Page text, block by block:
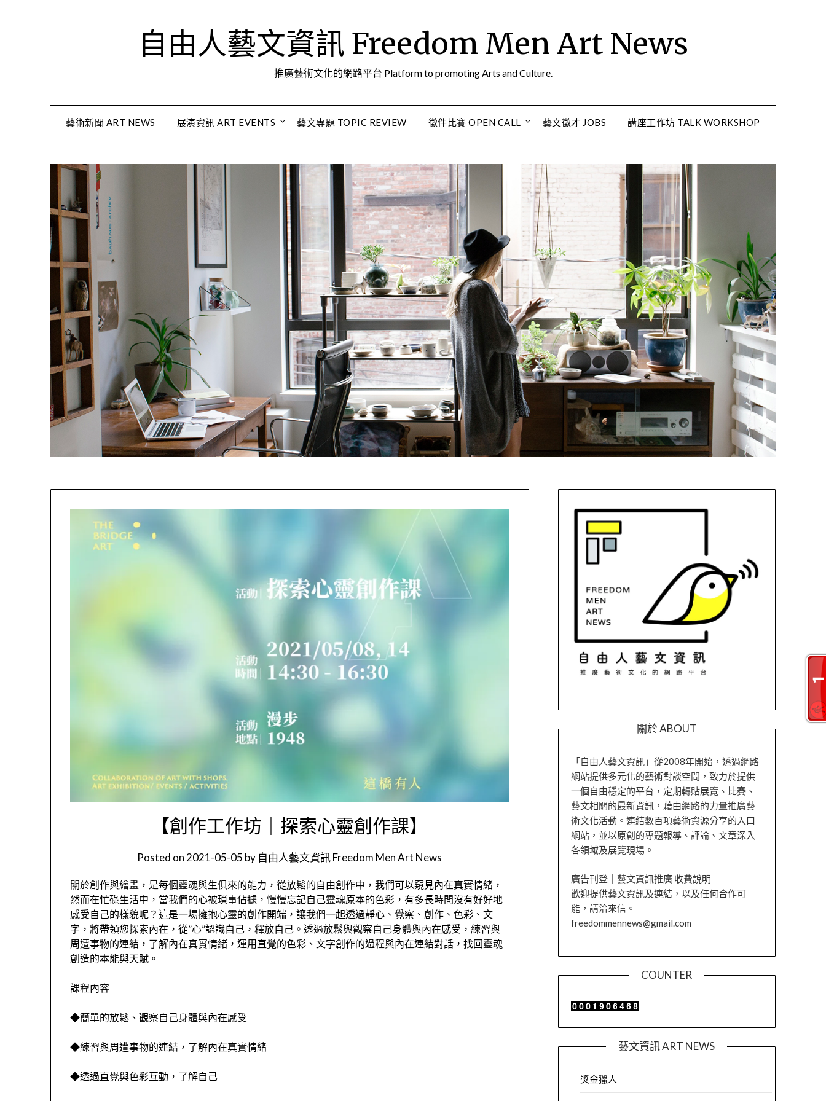
自由人藝文資訊 Freedom Men Art News
推廣藝術文化的網路平台 Platform to promoting Arts and Culture.
藝術新聞 ART NEWS 展演資訊 ART EVENTS 藝文專題 TOPIC REVIEW 徵件比賽 OPEN CALL 藝文徵才 JOBS 講座工作坊 TALK WORKSHOP
【創作工作坊｜探索心靈創作課】
Posted on 2021-05-05 by 自由人藝文資訊 Freedom Men Art News
關於創作與繪畫，是每個靈魂與生俱來的能力，從放鬆的自由創作中，我們可以窺見內在真實情緒，
然而在忙碌生活中，當我們的心被瑣事佔據，慢慢忘記自己靈魂原本的色彩，有多長時間沒有好好地
感受自己的樣貌呢？這是一場擁抱心靈的創作開端，讓我們一起透過靜心、覺察、創作、色彩、文
字，將帶領您探索內在，從”心”認識自己，釋放自己。透過放鬆與觀察自己身體與內在感受，練習與
周遭事物的連結，了解內在真實情緒，運用直覺的色彩、文字創作的過程與內在連結對話，找回靈魂
創造的本能與天賦。
課程內容
◆簡單的放鬆、觀察自己身體與內在感受
◆練習與周遭事物的連結，了解內在真實情緒
◆透過直覺與色彩互動，了解自己
關於 ABOUT
「自由人藝文資訊」從2008年開始，透過網路
網站提供多元化的藝術對談空間，致力於提供
一個自由穩定的平台，定期轉貼展覽、比賽、
藝文相關的最新資訊，藉由網路的力量推廣藝
術文化活動。連結數百項藝術資源分享的入口
網站，並以原創的專題報導、評論、文章深入
各領域及展覽現場。
廣告刊登｜藝文資訊推廣 收費說明
歡迎提供藝文資訊及連結，以及任何合作可
能，請洽來信。
freedommennews@gmail.com
COUNTER
藝文資訊 ART NEWS
獎金獵人